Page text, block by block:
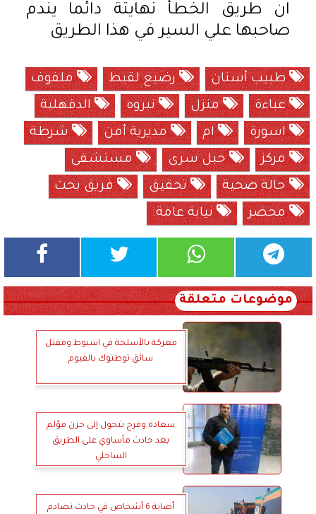
ان طريق الخطأ نهايتة دائما يندم
صاحبها علي السير في هذا الطريق
طبيب أسنان رضيع لقيط
ملفوف
عباءة
منزل نبروه
الدقهلية
اسورة
ام مديرية أمن
شرطة
مركز
حبل سرى
مستشفى
حالة صحية
تحقيق
فريق بحث
محضر
نيابة عامة.
موضوعات متعلقة
معركة بالأسلحة في اسيوط ومقتل
سائق توطتوك بالفيوم
سعادة وفرح تتحول إلى حزن مؤلم
بعد حادث مأساوي على الطريق
الساحلي
أصابة 6 أشخاص في حادث تصادم